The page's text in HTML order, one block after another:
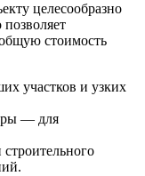
целесообразно
стоимость
участков и узких
— для